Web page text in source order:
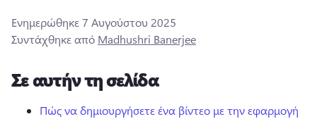
Δωρεάν δοκιμή
Ενημερώθηκε7 Αυγούστου 2025
Συντάχθηκε από Madhushri Banerjee
Σε αυτήν τη σελίδα
Πώς να δημιουργήσετε ένα βίντεο με την εφαρμογή